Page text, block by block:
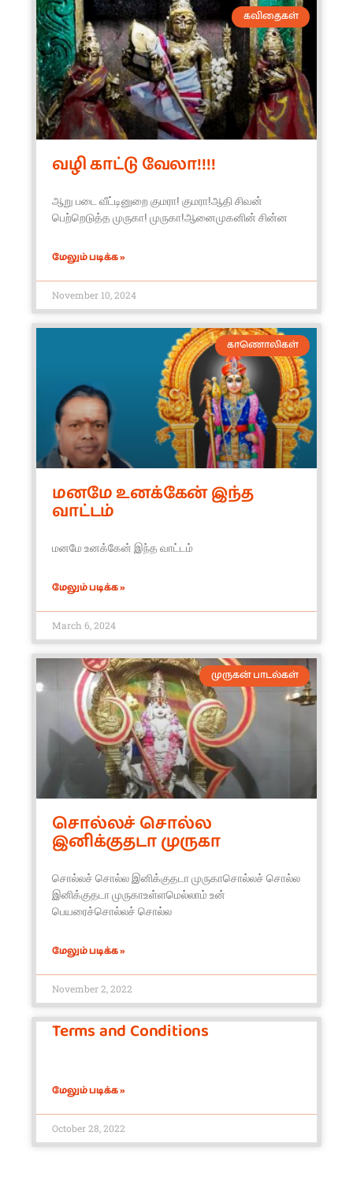
கவிதைகள்
வழி காட்டு வேலா!!!!
ஆறு படை வீட்டினுறை குமரா! குமரா!ஆதி சிவன்
பெற்றெடுத்த முருகா! முருகா!ஆனைமுகனின் சின்ன
மேலும் படிக்க »
November 10, 2024
காணொலிகள்
மனமே உனக்கேன் இந்த
வாட்டம்
மனமே உனக்கேன் இந்த வாட்டம்
மேலும் படிக்க »
March 6, 2024
முருகன் பாடல்கள்
சொல்லச் சொல்ல
இனிக்குதடா முருகா
சொல்லச் சொல்ல இனிக்குதடா முருகாசொல்லச் சொல்ல
இனிக்குதடா முருகாஉள்ளமெல்லாம் உன்
பெயரைச்சொல்லச் சொல்ல
மேலும் படிக்க »
November 2, 2022
Terms and Conditions
மேலும் படிக்க »
October 28, 2022